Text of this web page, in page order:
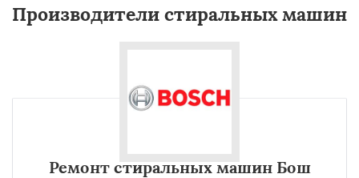
Производители стиральных машин
Ремонт стиральных машин Бош